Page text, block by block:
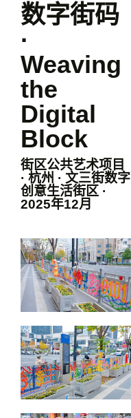
数字街码
·
Weaving
the
Digital
Block
街区公共艺术项目
· 杭州 · 文三街数字
创意生活街区 ·
2025年12月